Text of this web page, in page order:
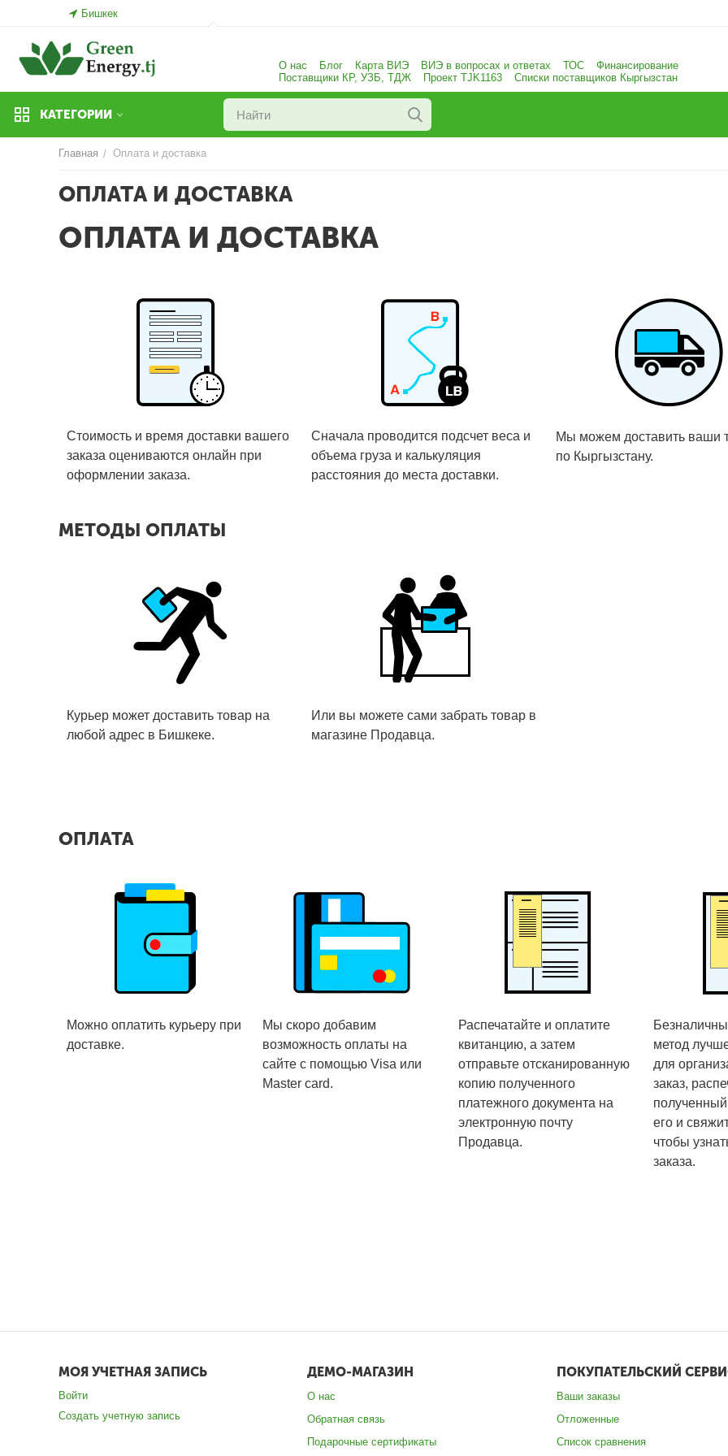
Бишкек
О нас Блог Карта ВИЭ ВИЭ в вопросах и ответах ТОС
Финансирование
Поставщики КР, УЗБ, ТДЖ
Проект TJK1163 Списки поставщиков Кыргызстан
КАТЕГОРИИ
Главная / Оплата и доставка
ОПЛАТА И ДОСТАВКА
ОПЛАТА И ДОСТАВКА
Стоимость и время доставки вашего
заказа оцениваются онлайн при
оформлении заказа.
Сначала проводится подсчет веса и
объема груза и калькуляция
расстояния до места доставки.
Мы можем доставить ваши
по Кыргызстану.
МЕТОДЫ ОПЛАТЫ
Курьер может доставить товар на
любой адрес в Бишкеке.
Или вы можете сами забрать товар в
магазине Продавца.
ОПЛАТА
Можно оплатить курьеру при
доставке.
Мы скоро добавим
возможность оплаты на
сайте с помощью Visa или
Master card.
Распечатайте и оплатите
квитанцию, а затем
отправьте отсканированную
копию полученного
платежного документа на
электронную почту
Продавца.
метод
для
заказ,
полученный
его и
чтобы
заказа.
МОЯ УЧЕТНАЯ ЗАПИСЬ
Войти
Создать учетную запись
ДЕМО-МАГАЗИН
О нас
Обратная связь
Подарочные сертификаты
ПОКУПАТЕЛЬСКИЙ
Ваши заказы
Отложенные
Список сравнения